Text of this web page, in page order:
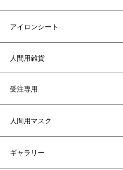
アイロンシート
人間用雑貨
受注専用
人間用マスク
ギャラリー